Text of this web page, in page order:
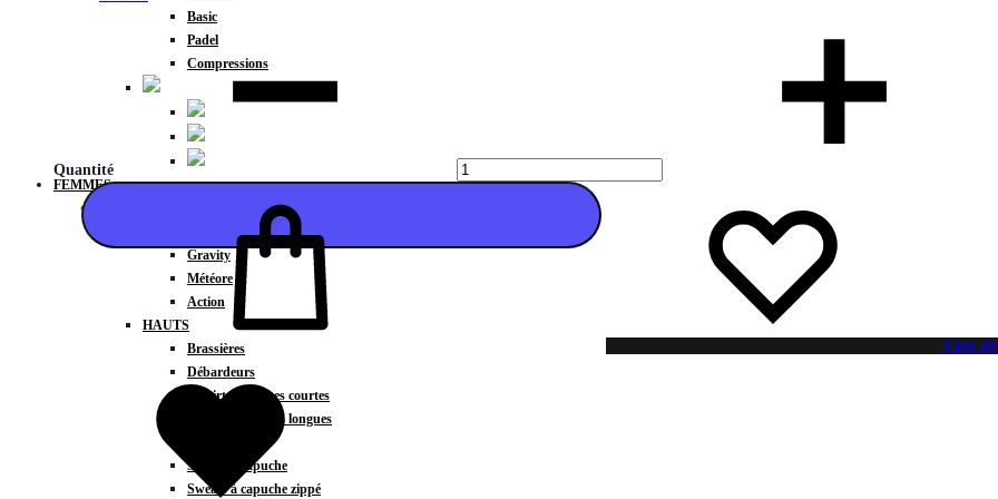
Basic
Padel
Compressions
FEMMES
Gravity
Météore
Action
HAUTS
Brassières
Débardeurs
T-shirts manches courtes
T-shirts manches longues
Sweats à capuche
Sweats à capuche zippé
Quantité
Liste